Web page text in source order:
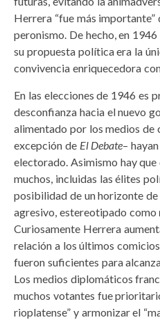
Herrera “fue más importante”
peronismo. De hecho, en
su propuesta política era la
convivencia enriquecedora
En las elecciones de 1946 es
desconfianza hacia el nuevo
alimentado por los medios de
excepción de El Debate–
electorado. Asimismo hay
muchos, incluidas las élites
posibilidad de un horizonte
agresivo, estereotipado como
Curiosamente Herrera
relación a los últimos
fueron suficientes para
Los medios diplomáticos
muchos votantes fue
rioplatense” y armonizar el